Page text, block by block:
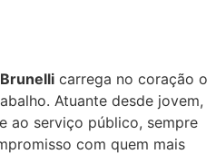
Brunelli carrega no coração o
Atuante desde jovem,
ao serviço público, sempre
com quem mais